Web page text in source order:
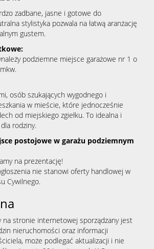
zadbane, jasne i gotowe do
stylistyka pozwala na łatwą aranżację
gustem.
podziemne miejsce garażowe nr 1 o
osób szukających wygodnego i
w mieście, które jednocześnie
od miejskiego zgiełku. To idealna i
rodziny.
postojowe w garażu podziemnym
na prezentację!
nie stanowi oferty handlowej w
Cywilnego.
na stronie internetowej sporządzany jest
nieruchomości oraz informacji
może podlegać aktualizacji i nie